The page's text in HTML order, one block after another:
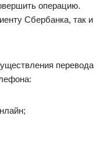
операцию.
Сбербанка, так и
перевода